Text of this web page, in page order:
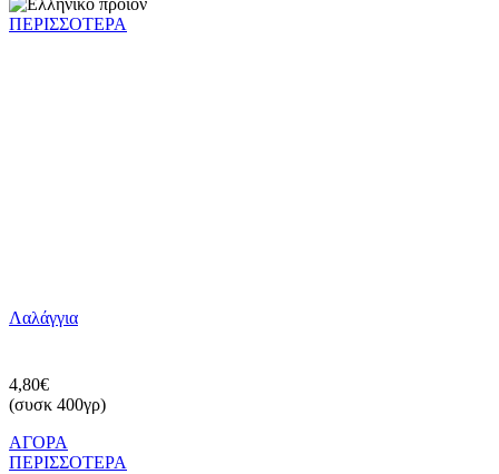
ΠΕΡΙΣΣΟΤΕΡΑ
Λαλάγγια
4,80€
(συσκ 400γρ)
ΑΓΟΡΑ
ΠΕΡΙΣΣΟΤΕΡΑ